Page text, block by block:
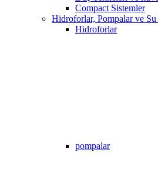
Compact Sistemler
Hidroforlar, Pompalar ve Su
Hidroforlar
pompalar